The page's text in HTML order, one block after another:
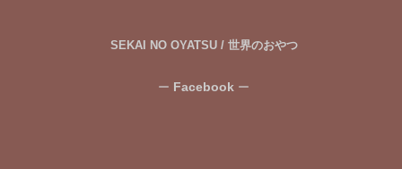
SEKAI NO OYATSU / 世界のおやつ
ー Facebook ー